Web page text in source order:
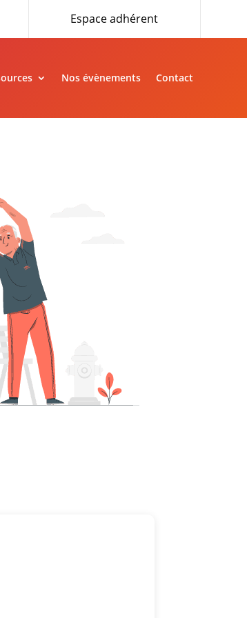
Espace adhérent
Nos évènements Contact